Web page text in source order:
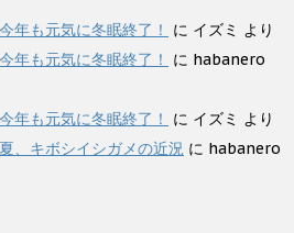
年も元気に冬眠終了！
に イズミ より
年も元気に冬眠終了！
に habanero
年も元気に冬眠終了！
に イズミ より
、キボシイシガメの近況 に habanero